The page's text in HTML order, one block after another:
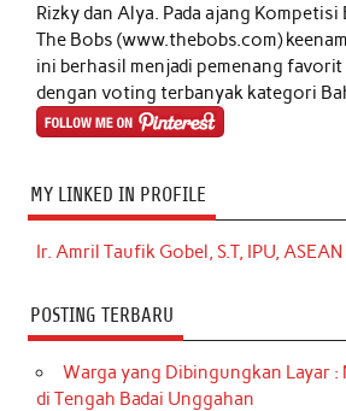
Rizky dan Alya. Pada ajang
The Bobs (www.thebobs.com)
ini berhasil menjadi pemenang
dengan voting terbanyak kategori
MY LINKED IN PROFILE
Ir. Amril Taufik Gobel, S.T, IPU, ASEAN
POSTING TERBARU
Warga yang Dibingungkan Layar :
di Tengah Badai Unggahan